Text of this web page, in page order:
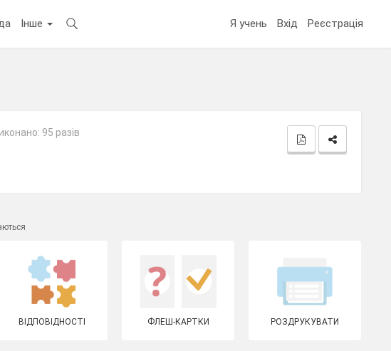
Інше Я учень Вхід Реєстрація
95 разів
ВІДПОВІДНОСТІ ФЛЕШ-КАРТКИ РОЗДРУКУВАТИ